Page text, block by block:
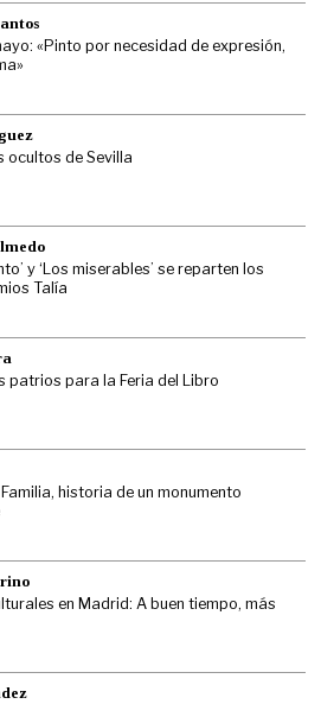
«Pinto por necesidad de expresión,
ocultos de Sevilla
y ‘Los miserables’ se reparten los
Talía
patrios para la Feria del Libro
historia de un monumento
en Madrid: A buen tiempo, más